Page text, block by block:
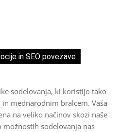
in SEO povezave
sodelovanja, ki koristijo tako
mednarodnim bralcem. Vaša
na veliko načinov skozi naše
sodelovanja nas